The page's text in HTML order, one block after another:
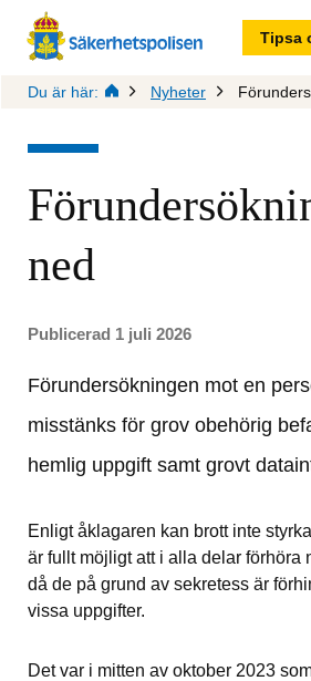
Tipsa
Du är här: Nyheter
ned
Publicerad 1 juli 2026
Förundersökningen mot en
misstänks för grov obehörig
hemlig uppgift samt grovt
Enligt åklagaren kan brott inte
är fullt möjligt att i alla delar förhöra
då de på grund av sekretess är
vissa uppgifter.
Det var i mitten av oktober 2023